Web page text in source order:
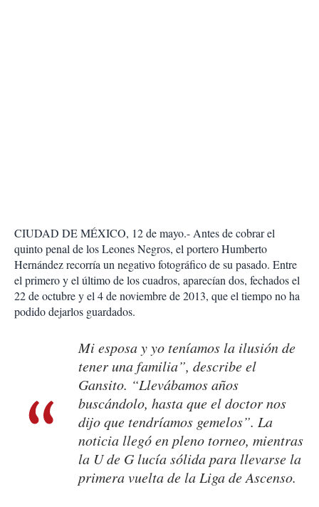
CIUDAD DE MÉXICO, 12 de mayo.- Antes de cobrar el
quinto penal de los Leones Negros, el portero Humberto
Hernández recorría un negativo fotográfico de su pasado. Entre
el primero y el último de los cuadros, aparecían dos, fechados el
22 de octubre y el 4 de noviembre de 2013, que el tiempo no ha
podido dejarlos guardados.
Mi esposa y yo teníamos la ilusión de
tener una familia”, describe el
Gansito. “Llevábamos años
buscándolo, hasta que el doctor nos
dijo que tendríamos gemelos”. La
noticia llegó en pleno torneo, mientras
la U de G lucía sólida para llevarse la
primera vuelta de la Liga de Ascenso.